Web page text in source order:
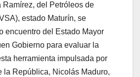
Ramírez, del Petróleos de
estado Maturín, se
encuentro del Estado Mayor
Gobierno para evaluar la
herramienta impulsada por
la República, Nicolás Maduro,